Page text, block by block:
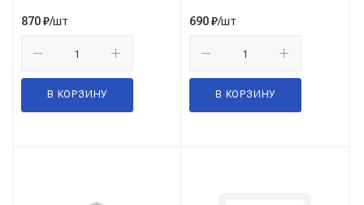
870₽/шт
В КОРЗИНУ
(W6106, W610/6)
690₽/шт
В КОРЗИНУ